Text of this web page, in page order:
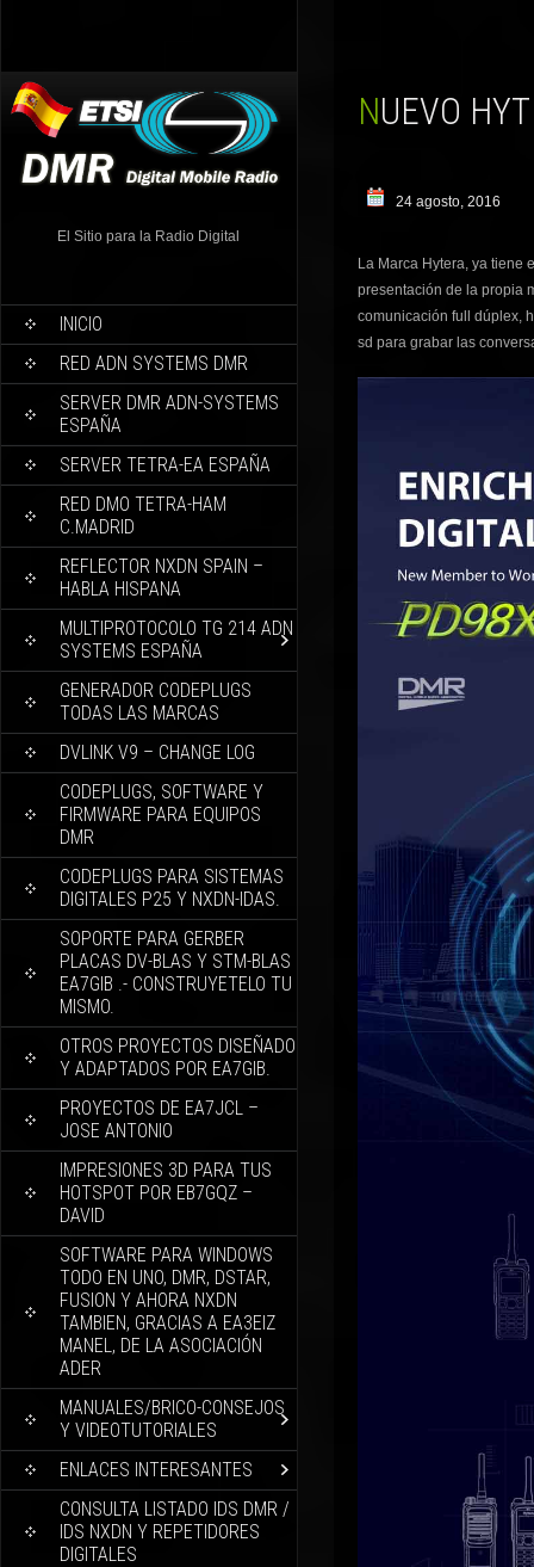
El Sitio para la Radio Digital
INICIO
RED ADN SYSTEMS DMR
SERVER DMR ADN-SYSTEMS
ESPAÑA
SERVER TETRA-EA ESPAÑA
RED DMO TETRA-HAM
C.MADRID
REFLECTOR NXDN SPAIN –
HABLA HISPANA
MULTIPROTOCOLO TG 214 ADN
SYSTEMS ESPAÑA
GENERADOR CODEPLUGS
TODAS LAS MARCAS
DVLINK V9 – CHANGE LOG
CODEPLUGS, SOFTWARE Y
FIRMWARE PARA EQUIPOS
DMR
CODEPLUGS PARA SISTEMAS
DIGITALES P25 Y NXDN-IDAS.
SOPORTE PARA GERBER
PLACAS DV-BLAS Y STM-BLAS
EA7GIB .- CONSTRUYETELO TU
MISMO.
OTROS PROYECTOS DISEÑADO
Y ADAPTADOS POR EA7GIB.
PROYECTOS DE EA7JCL –
JOSE ANTONIO
IMPRESIONES 3D PARA TUS
HOTSPOT POR EB7GQZ –
DAVID
SOFTWARE PARA WINDOWS
TODO EN UNO, DMR, DSTAR,
FUSION Y AHORA NXDN
TAMBIEN, GRACIAS A EA3EIZ
MANEL, DE LA ASOCIACIÓN
ADER
MANUALES/BRICO-CONSEJOS
Y VIDEOTUTORIALES
ENLACES INTERESANTES
CONSULTA LISTADO IDS DMR /
IDS NXDN Y REPETIDORES
DIGITALES
NUEVO
24 agosto, 2016
La Marca Hytera, ya tiene
presentación de la propia
comunicación full dúplex,
sd para grabar las